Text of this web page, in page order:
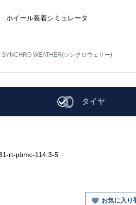
ホイール装着シミュレータ
SYNCHRO WEATHER(シンクロウェザー)
タイヤ
rt-pbmc-114.3-5
お気に入り